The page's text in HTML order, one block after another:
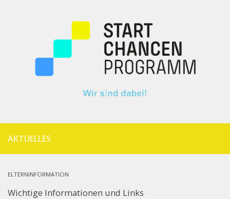
AKTUELLES
ELTERNINFORMATION
Wichtige Informationen und Links